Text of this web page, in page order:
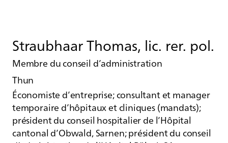
Straubhaar Thomas, lic. rer. pol.
Membre du conseil d’administration
Thun
Économiste d’entreprise; consultant et manager
temporaire d’hôpitaux et cliniques (mandats);
président du conseil hospitalier de l’Hôpital
cantonal d’Obwald, Sarnen; président du conseil